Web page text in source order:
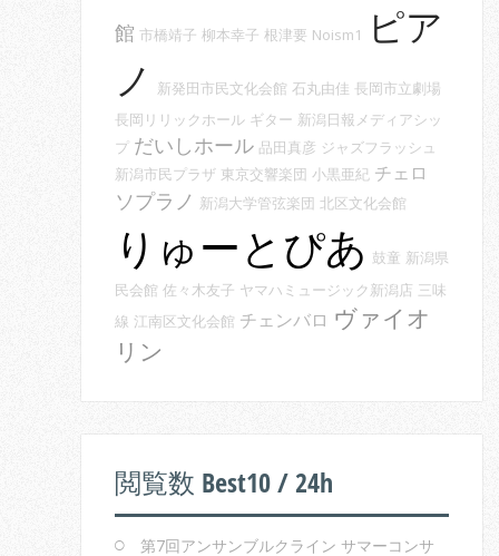
館 市橋靖子 柳本幸子 根津要 Noism1
ピア
ノ
新発田市民文化会館 石丸由佳 長岡市立劇場
長岡リリックホール ギター 新潟日報メディアシッ
プ だいしホール 品田真彦 ジャズフラッシュ
新潟市民プラザ 東京交響楽団 小黒亜紀 チェロ
ソプラノ 新潟大学管弦楽団 北区文化会館
りゅーとぴあ 鼓童 新潟県
民会館 佐々木友子 ヤマハミュージック新潟店 三味
線 江南区文化会館 チェンバロ ヴァイオ
リン
閲覧数 Best10 / 24h
第7回アンサンブルクライン サマーコンサ